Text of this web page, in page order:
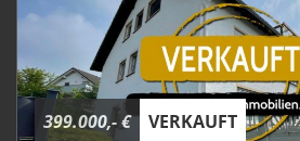
399.000,- € VERKAUFT